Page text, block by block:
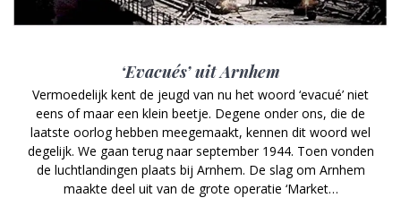
‘Evacués’ uit Arnhem
Vermoedelijk kent de jeugd van nu het woord ‘evacué’ niet
eens of maar een klein beetje. Degene onder ons, die de
laatste oorlog hebben meegemaakt, kennen dit woord wel
degelijk. We gaan terug naar september 1944. Toen vonden
de luchtlandingen plaats bij Arnhem. De slag om Arnhem
maakte deel uit van de grote operatie ‘Market…